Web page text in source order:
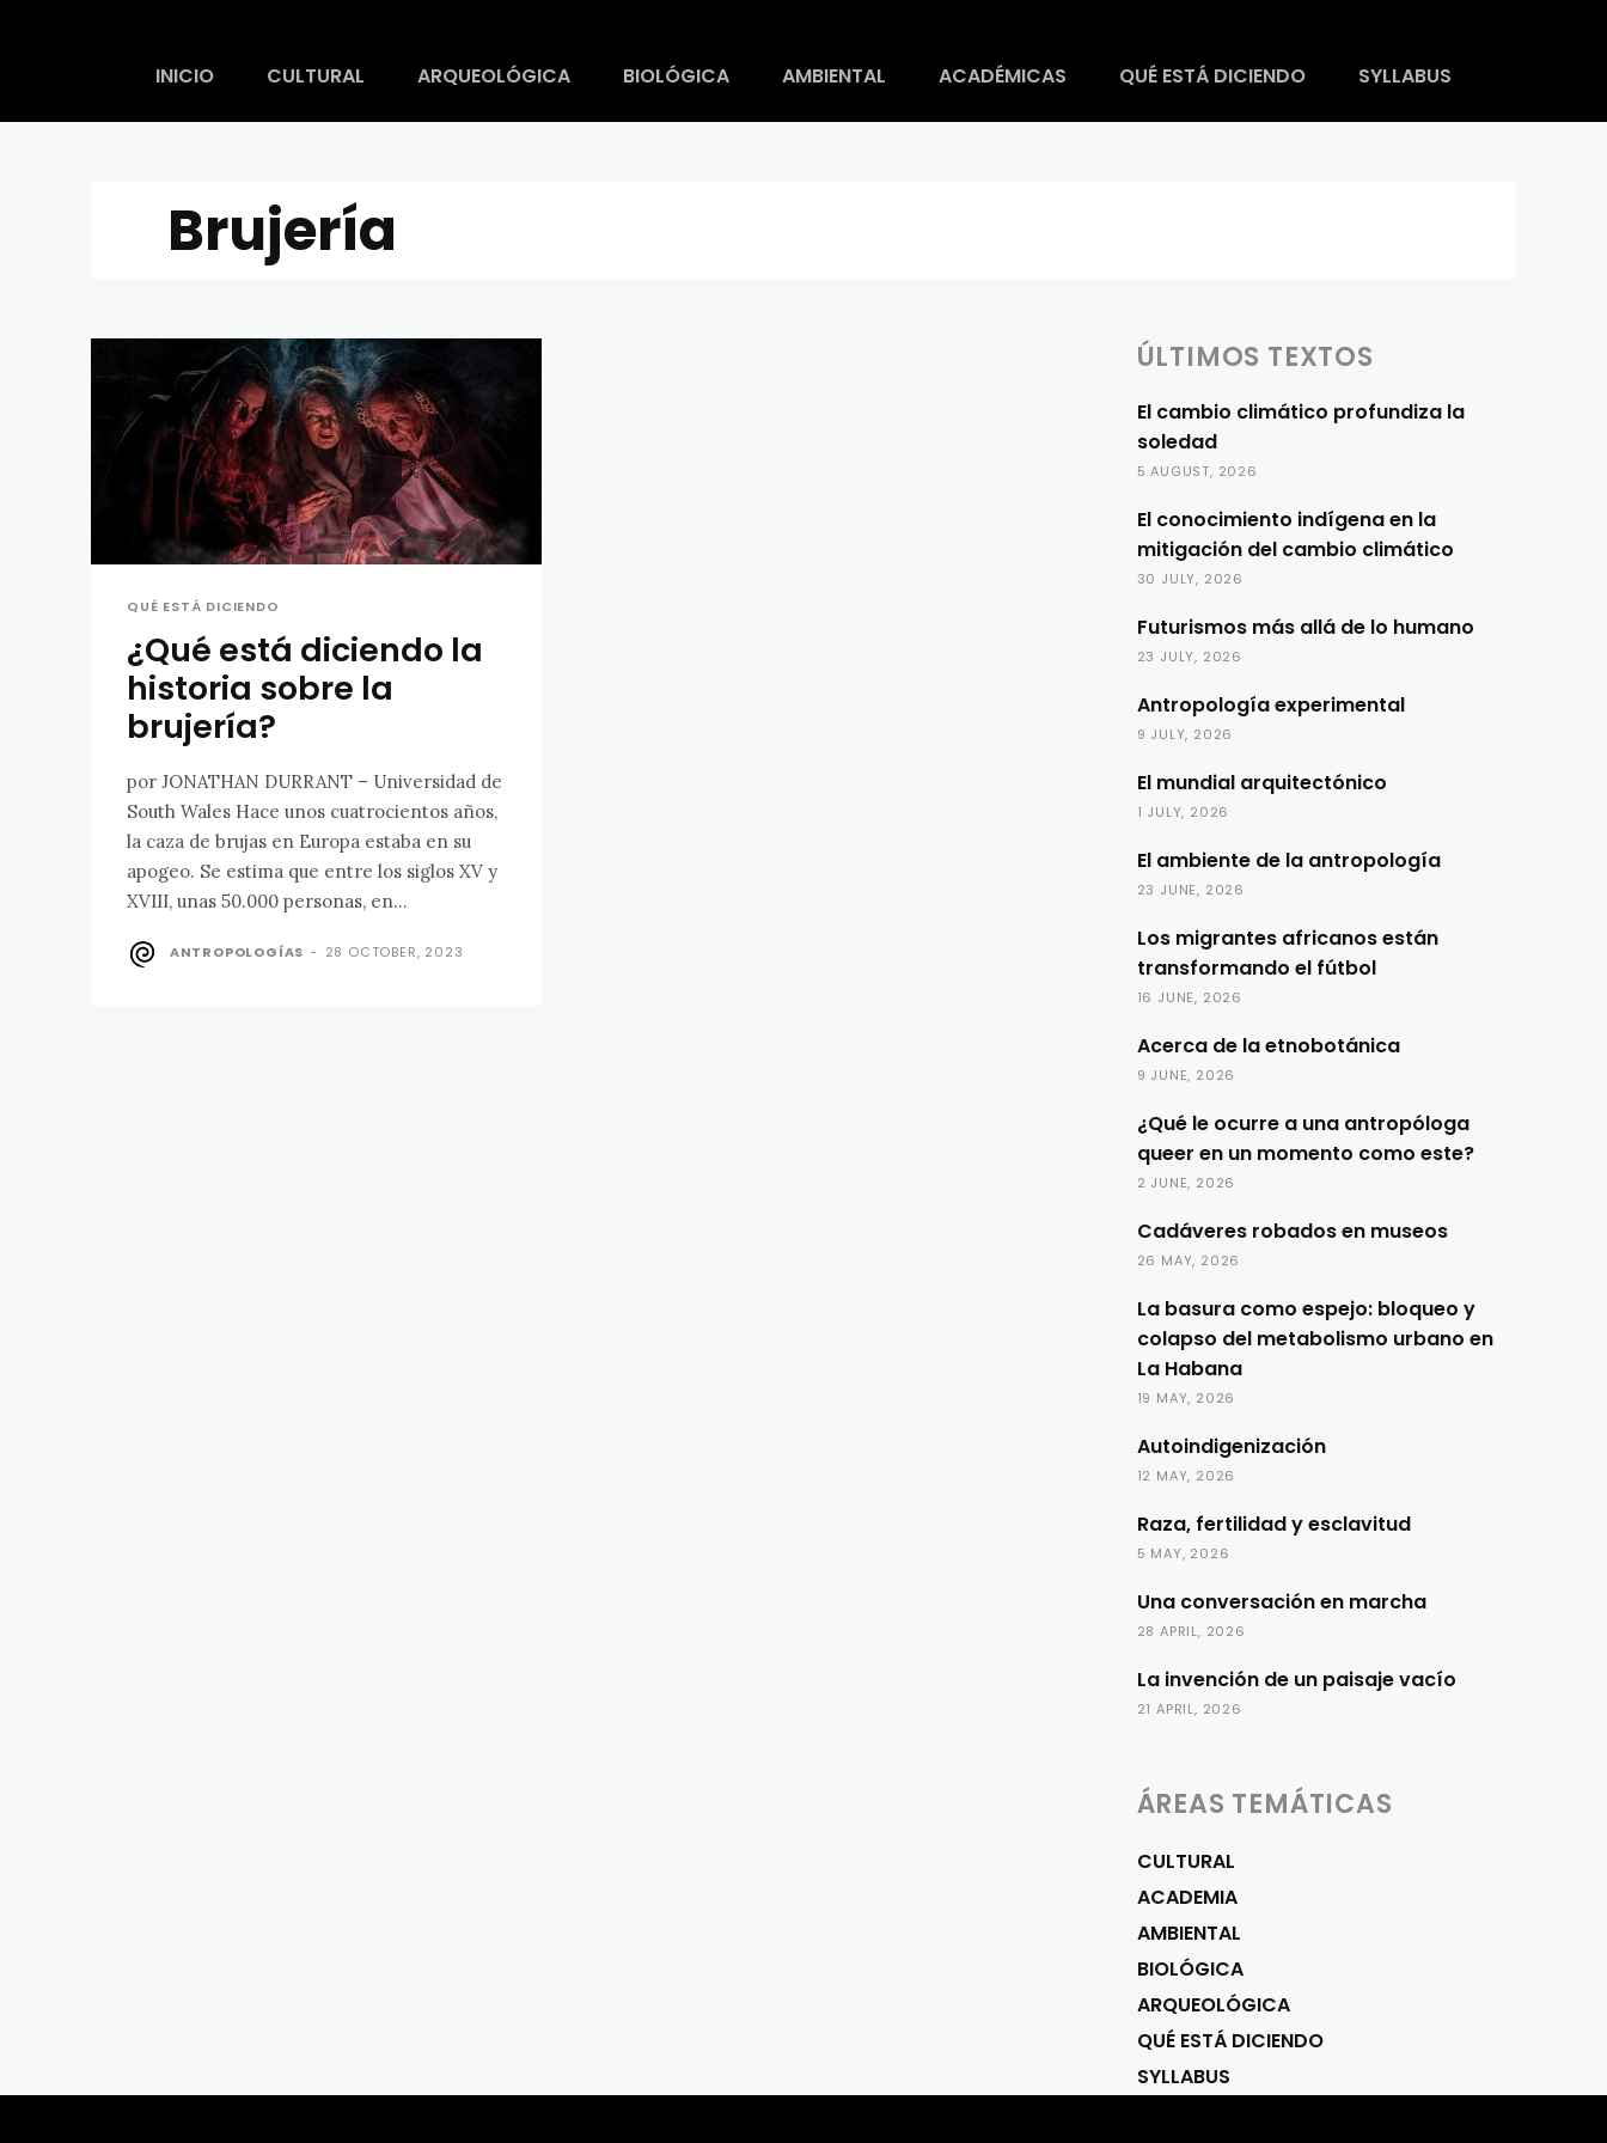
INICIO CULTURAL ARQUEOLÓGICA BIOLÓGICA AMBIENTAL ACADÉMICAS QUÉ ESTÁ DICIENDO SYLLABUS
Brujería
QUÉ ESTÁ DICIENDO
¿Qué está diciendo la
historia sobre la
brujería?
por JONATHAN DURRANT – Universidad de
South Wales Hace unos cuatrocientos años,
la caza de brujas en Europa estaba en su
apogeo. Se estima que entre los siglos XV y
XVIII, unas 50.000 personas, en...
ANTROPOLOGÍAS - 28 OCTOBER, 2023
ÚLTIMOS TEXTOS
El cambio climático profundiza la
soledad
5 AUGUST, 2026
El conocimiento indígena en la
mitigación del cambio climático
30 JULY, 2026
Futurismos más allá de lo humano
23 JULY, 2026
Antropología experimental
9 JULY, 2026
El mundial arquitectónico
1 JULY, 2026
El ambiente de la antropología
23 JUNE, 2026
Los migrantes africanos están
transformando el fútbol
16 JUNE, 2026
Acerca de la etnobotánica
9 JUNE, 2026
¿Qué le ocurre a una antropóloga
queer en un momento como este?
2 JUNE, 2026
Cadáveres robados en museos
26 MAY, 2026
La basura como espejo: bloqueo y
colapso del metabolismo urbano en
La Habana
19 MAY, 2026
Autoindigenización
12 MAY, 2026
Raza, fertilidad y esclavitud
5 MAY, 2026
Una conversación en marcha
28 APRIL, 2026
La invención de un paisaje vacío
21 APRIL, 2026
ÁREAS TEMÁTICAS
CULTURAL
ACADEMIA
AMBIENTAL
BIOLÓGICA
ARQUEOLÓGICA
QUÉ ESTÁ DICIENDO
SYLLABUS